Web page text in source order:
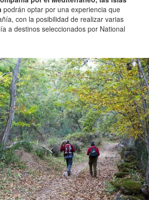
podrán optar por una experiencia que
con la posibilidad de realizar varias
a destinos seleccionados por National